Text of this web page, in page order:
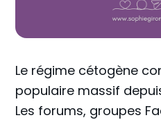
Le régime cétogène
populaire massif
Les forums, groupes